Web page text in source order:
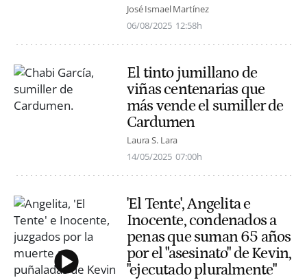
José Ismael Martínez
06/08/2025 12:58h
El tinto jumillano de
viñas centenarias que
más vende el sumiller de
Cardumen
Laura S. Lara
14/05/2025 07:00h
'El Tente', Angelita e
Inocente, condenados a
penas que suman 65 años
por el "asesinato" de Kevin,
"ejecutado pluralmente"